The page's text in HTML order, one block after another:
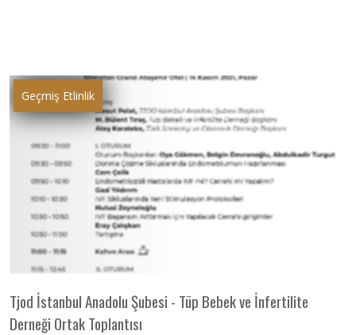
Geçmiş Etlinlik
Tjod İstanbul Anadolu Şubesi - Tüp Bebek ve İnfertilite
Derneği Ortak Toplantısı